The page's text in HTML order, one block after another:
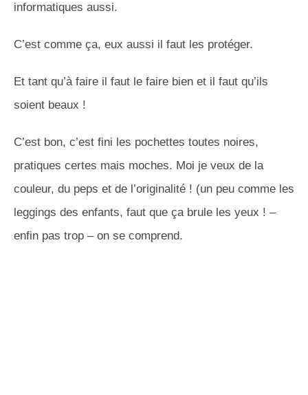
informatiques aussi.
C’est comme ça, eux aussi il faut les protéger.
Et tant qu’à faire il faut le faire bien et il faut qu’ils
soient beaux !
C’est bon, c’est fini les pochettes toutes noires,
pratiques certes mais moches. Moi je veux de la
couleur, du peps et de l’originalité ! (un peu comme les
leggings des enfants, faut que ça brule les yeux ! –
enfin pas trop – on se comprend.